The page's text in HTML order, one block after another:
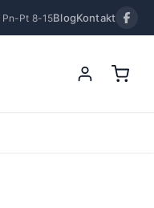
Pn-Pt 8-15BlogKontakt